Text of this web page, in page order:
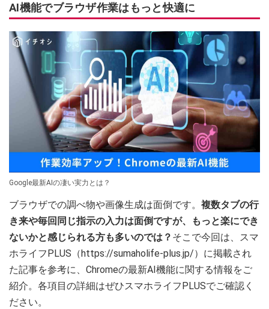
AI機能でブラウザ作業はもっと快適に
Google最新AIの凄い実力とは？
ブラウザでの調べ物や画像生成は面倒です。 複数タブの行
き来や毎回同じ指示の入力は面倒ですが、もっと楽にでき
ないかと感じられる方も多いのでは？ そこで今回は、スマ
ホライフPLUS（https://sumaholife-plus.jp/）に掲載され
た記事を参考に、Chromeの最新AI機能に関する情報をご
紹介。各項目の詳細はぜひスマホライフPLUSでご確認く
ださい。